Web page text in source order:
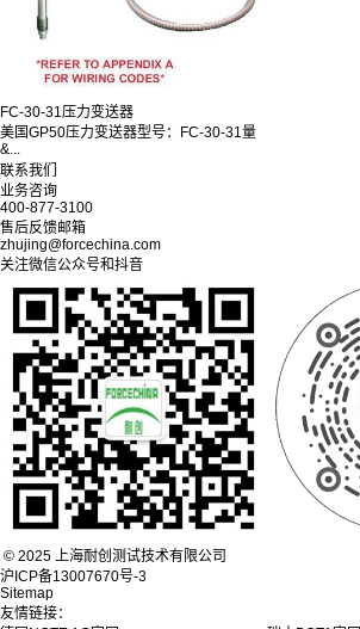
FC-30-31压力变送器
美国GP50压力变送器型号：FC-30-31量
&...
联系我们
业务咨询
400-877-3100
售后反馈邮箱
zhujing@forcechina.com
关注微信公众号和抖音
© 2025 上海耐创测试技术有限公司
沪ICP备13007670号-3
Sitemap
友情链接：